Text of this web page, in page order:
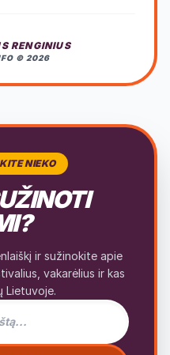
RENGINIUS
© 2026
NIEKO
ir sužinokite apie
vakarėlius ir kas
Lietuvoje.